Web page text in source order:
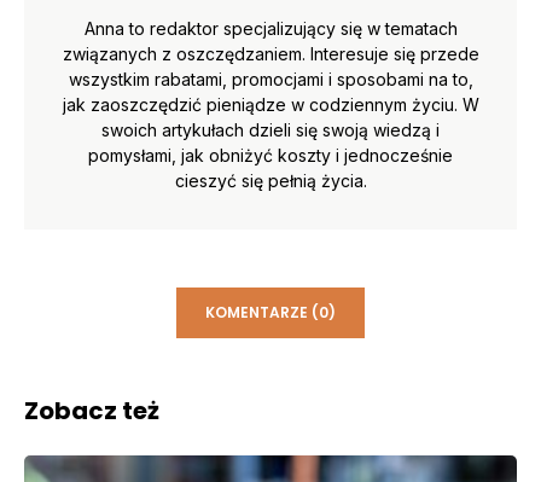
Anna to redaktor specjalizujący się w tematach
związanych z oszczędzaniem. Interesuje się przede
wszystkim rabatami, promocjami i sposobami na to,
jak zaoszczędzić pieniądze w codziennym życiu. W
swoich artykułach dzieli się swoją wiedzą i
pomysłami, jak obniżyć koszty i jednocześnie
cieszyć się pełnią życia.
KOMENTARZE (0)
Zobacz też